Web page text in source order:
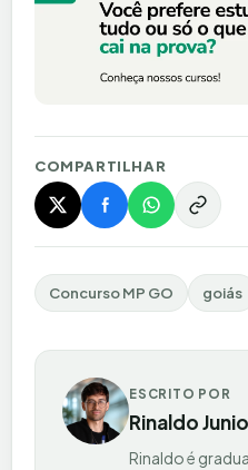
COMPARTILHAR
Concurso MP GO goiás
ESCRITO POR
Rinaldo
Rinaldo é